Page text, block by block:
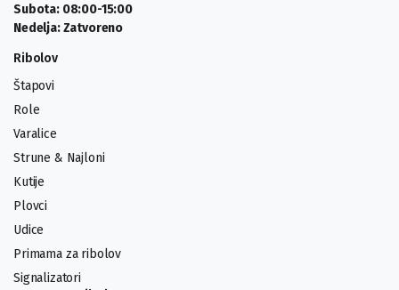
Subota: 08:00-15:00
Nedelja: Zatvoreno
Ribolov
Štapovi
Role
Varalice
Strune & Najloni
Kutije
Plovci
Udice
Primama za ribolov
Signalizatori